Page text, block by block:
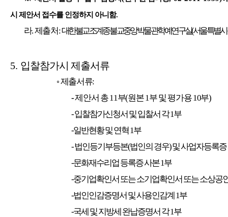
시 제안서 접수를 인정하지 아니함.
라.제출처:대한불교조계종 불교중앙박물관 학예연구실(서울특별시
5. 입찰참가시 제출서류
◦제출서류:
-제안서 총11부(원본1부 및 평가용10부)
-입찰참가신청서 및 입찰서 각1부
-일반현황 및 연혁1부
-법인등기부등본(법인의 경우)및 사업자등록
-문화재수리업 등록증 사본1부
-중기업확인서 또는 소기업확인서 또는 소상공
-법인인감증명서 및 사용인감계 1부
-국세 및 지방세 완납증명서 각1부